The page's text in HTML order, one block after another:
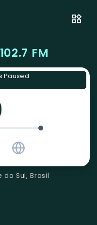
102.7 FM
Paused
do Sul, Brasil